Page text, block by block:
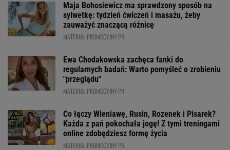
Maja Bohosiewicz ma sprawdzony sposób na
sylwetkę: tydzień ćwiczeń i masażu, żeby
zauważyć znaczącą różnicę
MATERIAŁ PROMOCYJNY PR
Ewa Chodakowska zachęca fanki do
regularnych badań: Warto pomyśleć o zrobieniu
"przeglądu"
MATERIAŁ PROMOCYJNY PR
Co łączy Wieniawę, Rusin, Rozenek i Pisarek?
Każda z pań pokochała jogę! Z tymi treningami
online zdobędziesz formę życia
MATERIAŁ PROMOCYJNY PR